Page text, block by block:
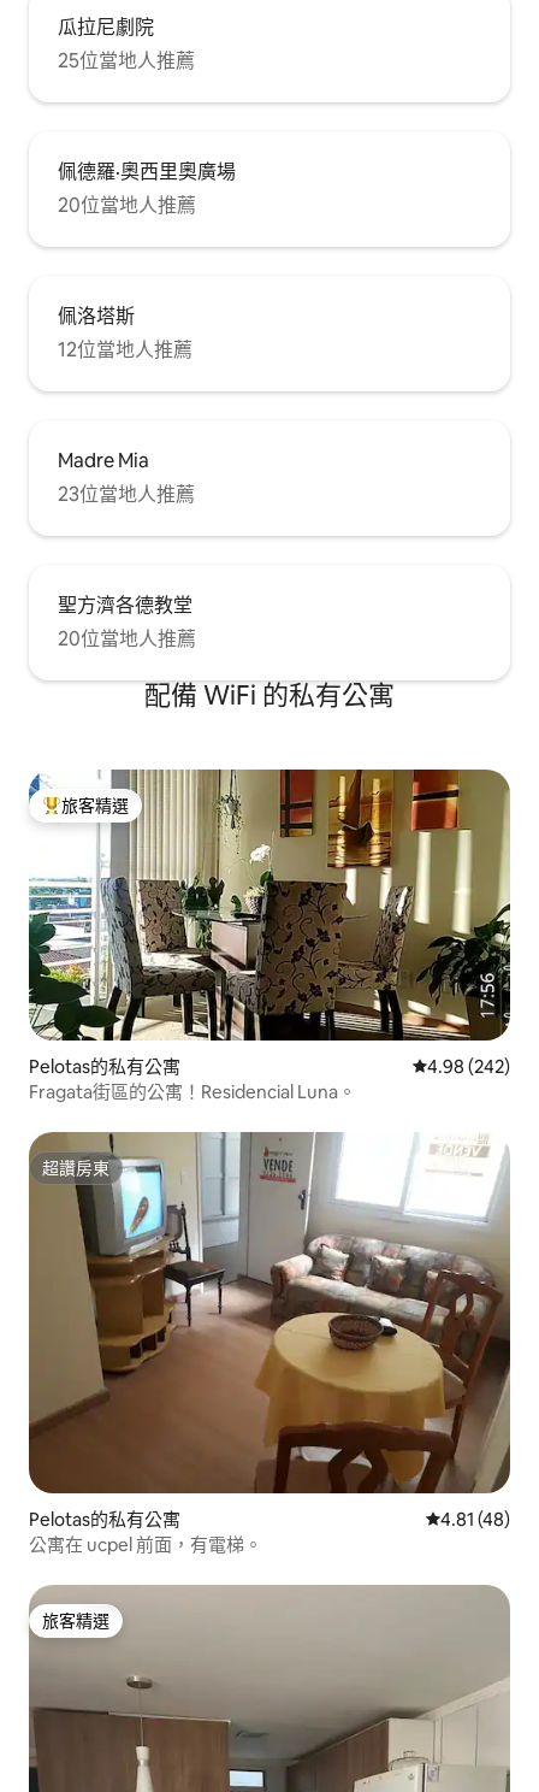
瓜拉尼劇院
25位當地人推薦
佩德羅·奧西里奧廣場
20位當地人推薦
佩洛塔斯
12位當地人推薦
Madre Mia
23位當地人推薦
聖方濟各德教堂
20位當地人推薦
配備 WiFi 的私有公寓
旅客精選榜首
旅客精選
Pelotas的私有公寓 從 242 則評價
4.98 (242)
Fragata街區的公寓！Residencial Luna。
超讚房東
超讚房東
Pelotas的私有公寓 從 48 則評價
4.81 (48)
公寓在 ucpel 前面，有電梯。
旅客精選
旅客精選